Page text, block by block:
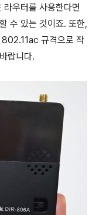
우터를 사용한다면
수 있는 것이죠. 또한,
802.11ac 규격으로 작
랍니다.